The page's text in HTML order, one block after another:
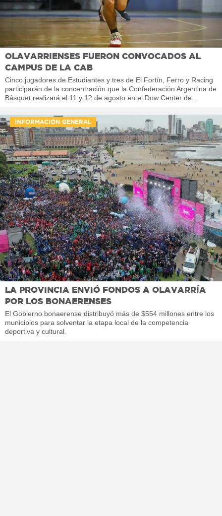
OLAVARRIENSES FUERON CONVOCADOS AL
CAMPUS DE LA CAB
Cinco jugadores de Estudiantes y tres de El Fortín, Ferro y Racing
participarán de la concentración que la Confederación Argentina de
Básquet realizará el 11 y 12 de agosto en el Dow Center de...
INFORMACIÓN GENERAL
LA PROVINCIA ENVIÓ FONDOS A OLAVARRÍA
POR LOS BONAERENSES
El Gobierno bonaerense distribuyó más de $554 millones entre los
municipios para solventar la etapa local de la competencia
deportiva y cultural.